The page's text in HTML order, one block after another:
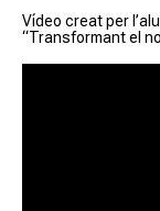
Vídeo creat per
“Transformant el